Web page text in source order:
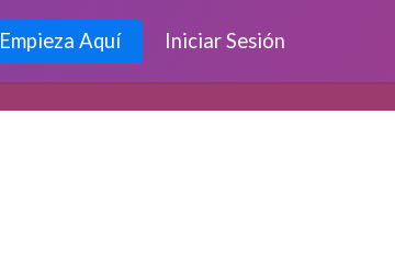
Empieza Aquí Iniciar Sesión